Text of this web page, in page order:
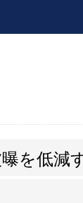
を低減